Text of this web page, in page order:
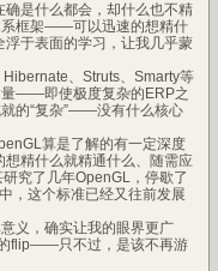
是什么都会，却什么也不精
框架——可以迅速的想精什
于表面的学习，让我几乎蒙
、Struts、Smarty等
量——即使极度复杂的ERP之
的“复杂”——没有什么核心
算是了解的有一定深度
精什么就精通什么、随需应
究了几年OpenGL，停歇了
，这个标准已经又往前发展
义，确实让我的眼界更广
flip——只不过，是该不再游